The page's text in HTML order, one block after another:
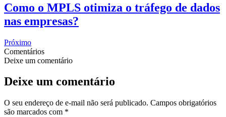
Como o MPLS otimiza o tráfego de dados
nas empresas?
Próximo
Comentários
Deixe um comentário
Deixe um comentário
O seu endereço de e-mail não será publicado. Campos obrigatórios
são marcados com *